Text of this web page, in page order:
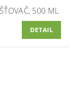
500 ML
DETAIL